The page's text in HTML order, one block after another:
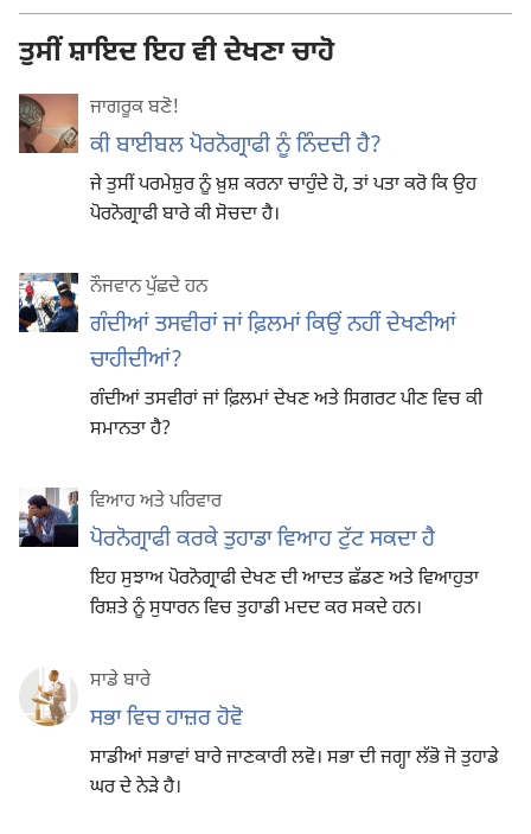
ਤੁਸੀਂ ਸ਼ਾਇਦ ਇਹ ਵੀ ਦੇਖਣਾ ਚਾਹੋ
ਜਾਗਰੂਕ ਬਣੋ!
ਕੀ ਬਾਈਬਲ ਪੋਰਨੋਗ੍ਰਾਫੀ ਨੂੰ ਨਿੰਦਦੀ ਹੈ?
ਜੇ ਤੁਸੀਂ ਪਰਮੇਸ਼ੁਰ ਨੂੰ ਖ਼ੁਸ਼ ਕਰਨਾ ਚਾਹੁੰਦੇ ਹੋ, ਤਾਂ ਪਤਾ ਕਰੋ ਕਿ ਉਹ
ਪੋਰਨੋਗ੍ਰਾਫੀ ਬਾਰੇ ਕੀ ਸੋਚਦਾ ਹੈ।
ਨੌਜਵਾਨ ਪੁੱਛਦੇ ਹਨ
ਗੰਦੀਆਂ ਤਸਵੀਰਾਂ ਜਾਂ ਫ਼ਿਲਮਾਂ ਕਿਉਂ ਨਹੀਂ ਦੇਖਣੀਆਂ
ਚਾਹੀਦੀਆਂ?
ਗੰਦੀਆਂ ਤਸਵੀਰਾਂ ਜਾਂ ਫ਼ਿਲਮਾਂ ਦੇਖਣ ਅਤੇ ਸਿਗਰਟ ਪੀਣ ਵਿਚ ਕੀ
ਸਮਾਨਤਾ ਹੈ?
ਵਿਆਹ ਅਤੇ ਪਰਿਵਾਰ
ਪੋਰਨੋਗ੍ਰਾਫੀ ਕਰਕੇ ਤੁਹਾਡਾ ਵਿਆਹ ਟੁੱਟ ਸਕਦਾ ਹੈ
ਇਹ ਸੁਝਾਅ ਪੋਰਨੋਗ੍ਰਾਫੀ ਦੇਖਣ ਦੀ ਆਦਤ ਛੱਡਣ ਅਤੇ ਵਿਆਹੁਤਾ
ਰਿਸ਼ਤੇ ਨੂੰ ਸੁਧਾਰਨ ਵਿਚ ਤੁਹਾਡੀ ਮਦਦ ਕਰ ਸਕਦੇ ਹਨ।
ਸਾਡੇ ਬਾਰੇ
ਸਭਾ ਵਿਚ ਹਾਜ਼ਰ ਹੋਵੋ
ਸਾਡੀਆਂ ਸਭਾਵਾਂ ਬਾਰੇ ਜਾਣਕਾਰੀ ਲਵੋ। ਸਭਾ ਦੀ ਜਗ੍ਹਾ ਲੱਭੋ ਜੋ ਤੁਹਾਡੇ
ਘਰ ਦੇ ਨੇੜੇ ਹੈ।